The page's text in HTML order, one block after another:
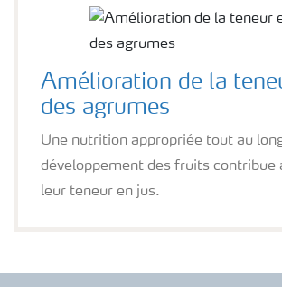
Amélioration de la
des agrumes
Une nutrition appropriée tout au
développement des fruits contribue
leur teneur en jus.